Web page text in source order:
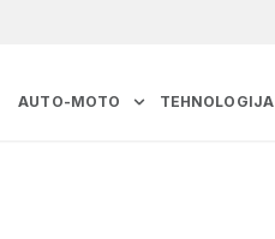
AUTO-MOTO TEHNOLOGIJA